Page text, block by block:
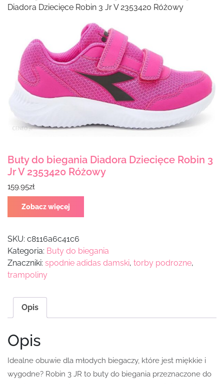
Diadora Dziecięce Robin 3 Jr V 2353420 Różowy
Buty do biegania Diadora Dziecięce Robin 3
Jr V 2353420 Różowy
159.95zł
Zobacz więcej
SKU: c8116a6c41c6
Kategoria: Buty do biegania
Znaczniki: spodnie adidas damski, torby podrozne,
trampoliny
Opis
Opis
Idealne obuwie dla młodych biegaczy, które jest miękkie i
wygodne? Robin 3 JR to buty do biegania przeznaczone do